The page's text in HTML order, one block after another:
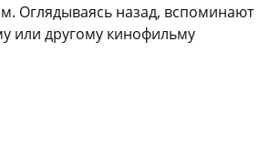
Оглядываясь назад, вспоминают
или другому кинофильму